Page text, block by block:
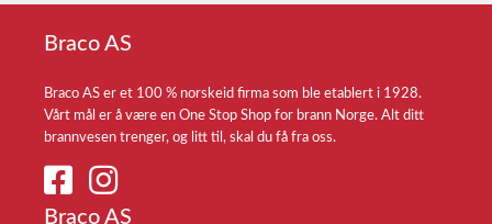
Braco AS
Braco AS er et 100 % norskeid firma som ble etablert i 1928.
Vårt mål er å være en One Stop Shop for brann Norge. Alt ditt
brannvesen trenger, og litt til, skal du få fra oss.
Braco AS